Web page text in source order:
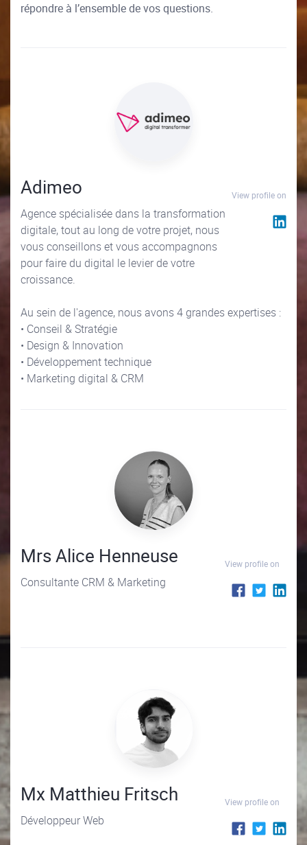
répondre à l’ensemble de vos questions.
View profile on
Adimeo
Agence spécialisée dans la transformation
digitale, tout au long de votre projet, nous
vous conseillons et vous accompagnons
pour faire du digital le levier de votre
croissance.
Au sein de l'agence, nous avons 4 grandes expertises :
• Conseil & Stratégie
• Design & Innovation
• Développement technique
• Marketing digital & CRM
View profile on
Mrs Alice Henneuse
Consultante CRM & Marketing
View profile on
Mx Matthieu Fritsch
Développeur Web